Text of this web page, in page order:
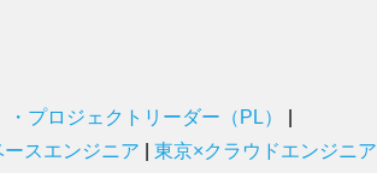
プロジェクトリーダー（PL）
スエンジニア 東京×クラウドエンジニア